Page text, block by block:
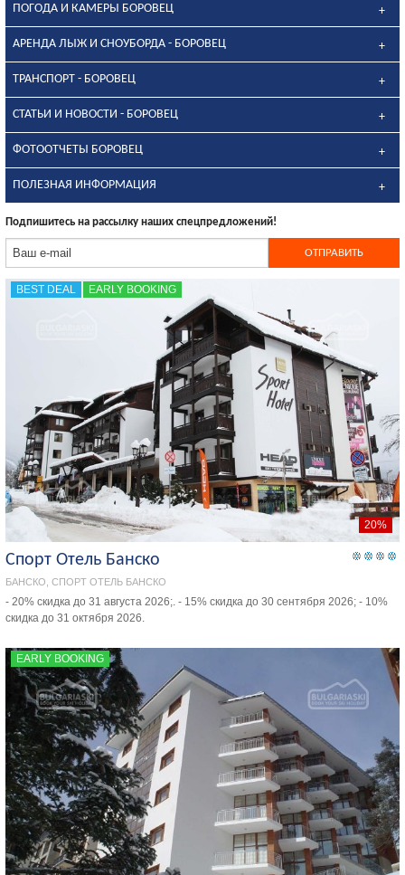
ПОГОДА И КАМЕРЫ БОРОВЕЦ
АРЕНДА ЛЫЖ И СНОУБОРДА - БОРОВЕЦ
ТРАНСПОРТ - БОРОВЕЦ
СТАТЬИ И НОВОСТИ - БОРОВЕЦ
ФОТООТЧЕТЫ БОРОВЕЦ
ПОЛЕЗНАЯ ИНФОРМАЦИЯ
Подпишитесь на рассылку наших спецпредложений!
BEST DEAL EARLY BOOKING
20%
Спорт Отель Банско
БАНСКО, СПОРТ ОТЕЛЬ БАНСКО
- 20% скидка до 31 августа 2026;. - 15% скидка до 30 сентября 2026; - 10%
скидка до 31 октября 2026.
EARLY BOOKING